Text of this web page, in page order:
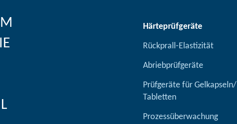
Härteprüfgeräte
Rückprall-Elastizität
Abriebprüfgeräte
Prüfgeräte für Gelkapseln/
Tabletten
Prozessüberwachung